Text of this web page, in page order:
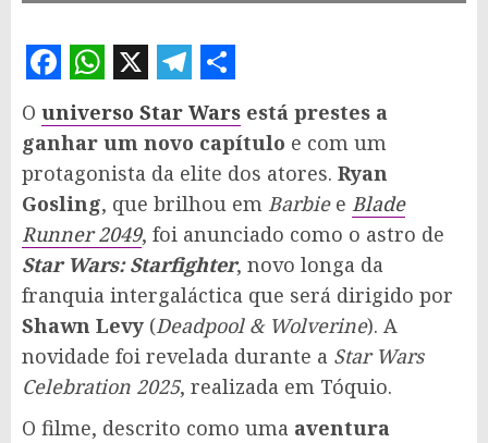
Facebook
WhatsApp
X Telegram
Share
O universo Star Wars está prestes a
ganhar um novo capítulo e com um
protagonista da elite dos atores. Ryan
Gosling, que brilhou em Barbiee Blade
Runner 2049, foi anunciado como o astro de
Star Wars: Starfighter, novo longa da
franquia intergaláctica que será dirigido por
Shawn Levy (Deadpool & Wolverine). A
novidade foi revelada durante a Star Wars
Celebration 2025, realizada em Tóquio.
O filme, descrito como uma aventura